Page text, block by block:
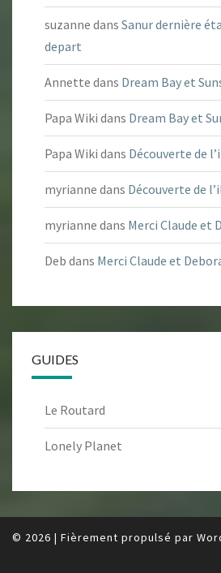
suzanne dans Sanur dernière
depart
Annette dans Dream Bay et
Papa Wiki dans Dream Bay et
Papa Wiki dans Découverte de
myrianne dans Découverte de
myrianne dans Merci Claude et
Deb dans Merci Claude et
GUIDES
Le Routard
Lonely Planet
© 2026 | Fièrement propulsé par